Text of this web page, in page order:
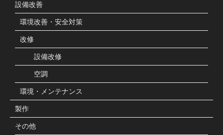
設備改善
環境改善・安全対策
改修
設備改修
空調
環境・メンテナンス
製作
その他